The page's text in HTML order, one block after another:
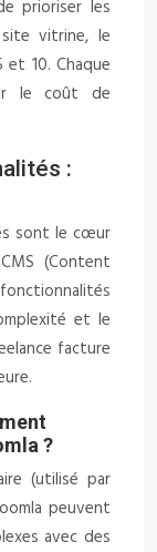
prioriser les
vitrine, le
10. Chaque
le coût de
:
sont le cœur
(Content
et le
facture
?
(utilisé par
peuvent
avec des